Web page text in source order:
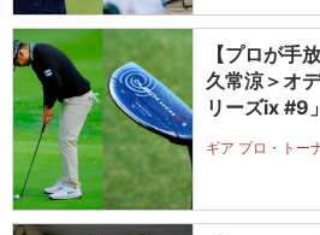
【プロが手
久常涼＞オ
リーズix #9」
ギア プロ・トー